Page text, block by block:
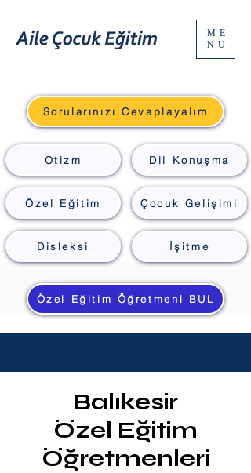
ME
NU
Özel Eğitim Öğretmeni BUL
Sorularınızı Cevaplayalım
Dil Konuşma
Özel Eğitim
Disleksi İşitme
Çocuk Gelişimi
Otizm
Balıkesir
Özel Eğitim
Öğretmenleri